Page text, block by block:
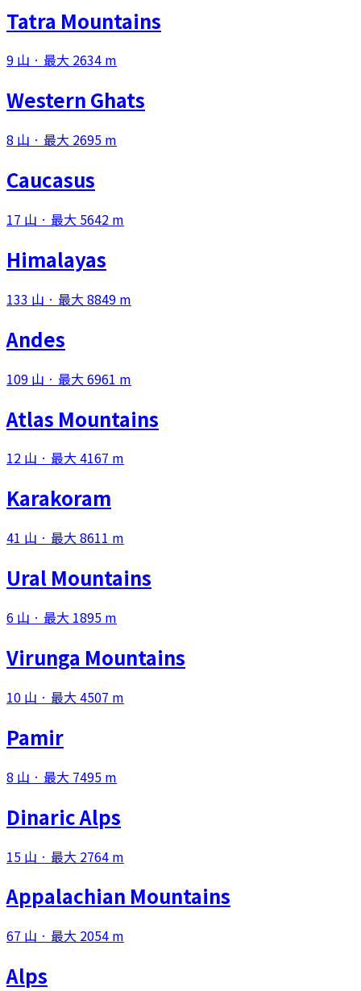
Tatra Mountains
9 山 · 最大 2634 m
Western Ghats
8 山 · 最大 2695 m
Caucasus
17 山 · 最大 5642 m
Himalayas
133 山 · 最大 8849 m
Andes
109 山 · 最大 6961 m
Atlas Mountains
12 山 · 最大 4167 m
Karakoram
41 山 · 最大 8611 m
Ural Mountains
6 山 · 最大 1895 m
Virunga Mountains
10 山 · 最大 4507 m
Pamir
8 山 · 最大 7495 m
Dinaric Alps
15 山 · 最大 2764 m
Appalachian Mountains
67 山 · 最大 2054 m
Alps